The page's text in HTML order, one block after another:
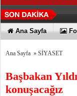
Ana Sayfa
Ana Sayfa » SİYASET
Başbakan
konuşacağız